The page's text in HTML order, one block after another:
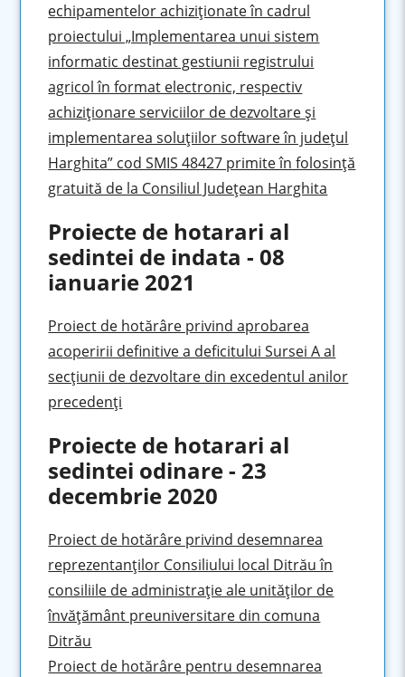
echipamentelor achiziţionate în cadrul
proiectului „Implementarea unui sistem
informatic destinat gestiunii registrului
agricol în format electronic, respectiv
achiziţionare serviciilor de dezvoltare şi
implementarea soluţiilor software în judeţul
Harghita” cod SMIS 48427 primite în folosinţă
gratuită de la Consiliul Judeţean Harghita
Proiecte de hotarari al
sedintei de indata - 08
ianuarie 2021
Proiect de hotărâre privind aprobarea
acoperirii definitive a deficitului Sursei A al
secţiunii de dezvoltare din excedentul anilor
precedenţi
Proiecte de hotarari al
sedintei odinare - 23
decembrie 2020
Proiect de hotărâre privind desemnarea
reprezentanților Consiliului local Ditrău în
consiliile de administraţie ale unităţilor de
învăţământ preuniversitare din comuna
Ditrău
Proiect de hotărâre pentru desemnarea